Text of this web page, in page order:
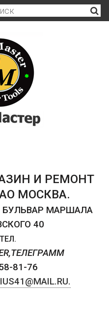
И РЕМОНТ
МОСКВА.
МАРШАЛА
40
81-76